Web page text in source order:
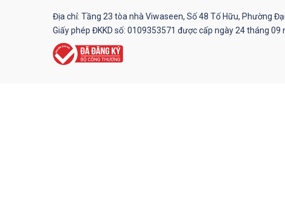
Địa chỉ: Tầng 23 tòa nhà Viwaseen, Số 48 Tố Hữu, Phường
Giấy phép ĐKKD số: 0109353571 được cấp ngày 24 tháng